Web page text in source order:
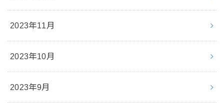
2023年11月
2023年10月
2023年9月